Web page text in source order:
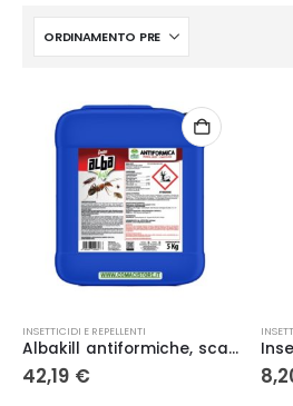
INSETTICIDI E REPELLENTI
Albakill antiformiche, scarafaggi, insetti Striscianti attività agricole 5 kg – Albagarden
42,19 €